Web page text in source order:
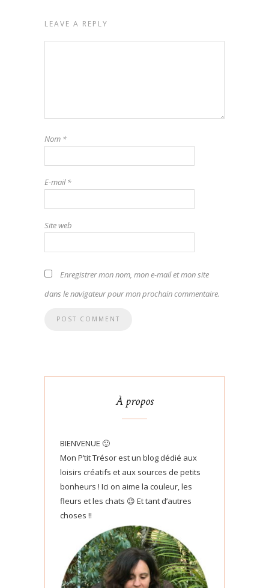
LEAVE A REPLY
Nom *
E-mail*
Site web
Enregistrer mon nom, mon e-mail et mon site
dans le navigateur pour mon prochain commentaire.
À propos
BIENVENUE 🙂
Mon P’tit Trésor est un blog dédié aux
loisirs créatifs et aux sources de petits
bonheurs ! Ici on aime la couleur, les
fleurs et les chats 😉 Et tant d’autres
choses !!